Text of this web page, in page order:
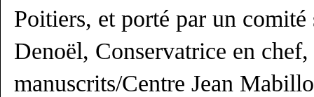
Poitiers, et porté par un
Denoël, Conservatrice en
manuscrits/Centre Jean